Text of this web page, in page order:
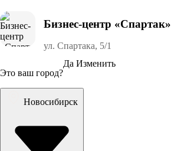
Бизнес-центр «Спартак»
ул. Спартака, 5/1
Это ваш город?
Да Изменить
Новосибирск